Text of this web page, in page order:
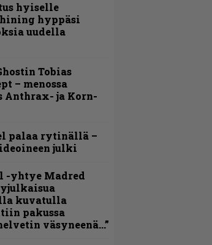
hyiselle
hyppäsi
uudella
Tobias
– menossa
Anthrax- ja Korn-
palaa rytinällä –
julki
-yhtye Madred
kuvatulla
pakussa
väsyneenä…”